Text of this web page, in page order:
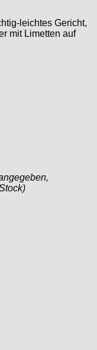
leichtes Gericht,
mit Limetten auf